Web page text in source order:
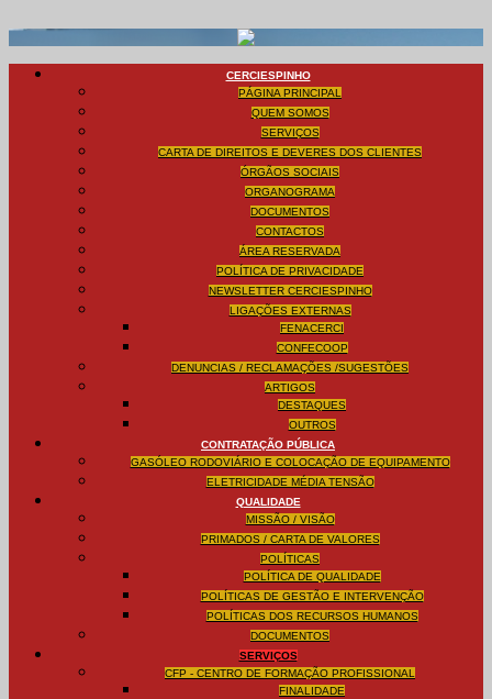
CERCIESPINHO
PÁGINA PRINCIPAL
QUEM SOMOS
SERVIÇOS
CARTA DE DIREITOS E DEVERES DOS CLIENTES
ÓRGÃOS SOCIAIS
ORGANOGRAMA
DOCUMENTOS
CONTACTOS
ÁREA RESERVADA
POLÍTICA DE PRIVACIDADE
NEWSLETTER CERCIESPINHO
LIGAÇÕES EXTERNAS
FENACERCI
CONFECOOP
DENUNCIAS / RECLAMAÇÕES /SUGESTÕES
ARTIGOS
DESTAQUES
OUTROS
CONTRATAÇÃO PÚBLICA
GASÓLEO RODOVIÁRIO E COLOCAÇÃO DE EQUIPAMENTO
ELETRICIDADE MÉDIA TENSÃO
QUALIDADE
MISSÃO / VISÃO
PRIMADOS / CARTA DE VALORES
POLÍTICAS
POLÍTICA DE QUALIDADE
POLÍTICAS DE GESTÃO E INTERVENÇÃO
POLÍTICAS DOS RECURSOS HUMANOS
DOCUMENTOS
SERVIÇOS
CFP - CENTRO DE FORMAÇÃO PROFISSIONAL
FINALIDADE